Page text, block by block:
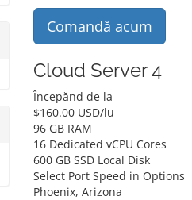
Comandă acum
Cloud Server 4
Începănd de la
$160.00 USD/lu
96 GB RAM
16 Dedicated vCPU Cores
600 GB SSD Local Disk
Select Port Speed in Options
Phoenix, Arizona